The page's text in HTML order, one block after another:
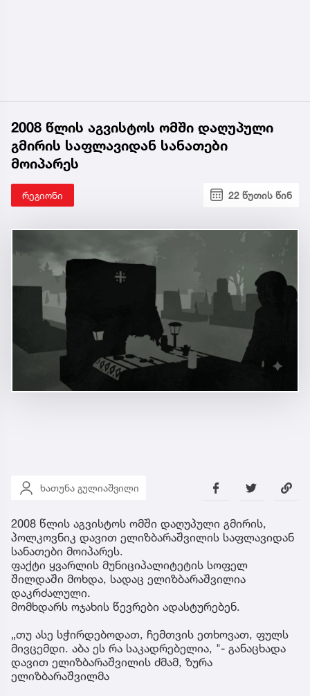
2008 წლის აგვისტოს ომში დაღუპული
გმირის საფლავიდან სანათები
მოიპარეს
რეგიონი 22 წუთის წინ
ხათუნა გულიაშვილი
2008 წლის აგვისტოს ომში დაღუპული გმირის,
პოლკოვნიკ დავით ელიზბარაშვილის საფლავიდან
სანათები მოიპარეს.
ფაქტი ყვარლის მუნიციპალიტეტის სოფელ
შილდაში მოხდა, სადაც ელიზბარაშვილია
დაკრძალული.
მომხდარს ოჯახის წევრები ადასტურებენ.
„თუ ასე სჭირდებოდათ, ჩემთვის ეთხოვათ, ფულს
მივცემდი. აბა ეს რა საკადრებელია, "- განაცხადა
დავით ელიზბარაშვილის ძმამ, ზურა
ელიზბარაშვილმა